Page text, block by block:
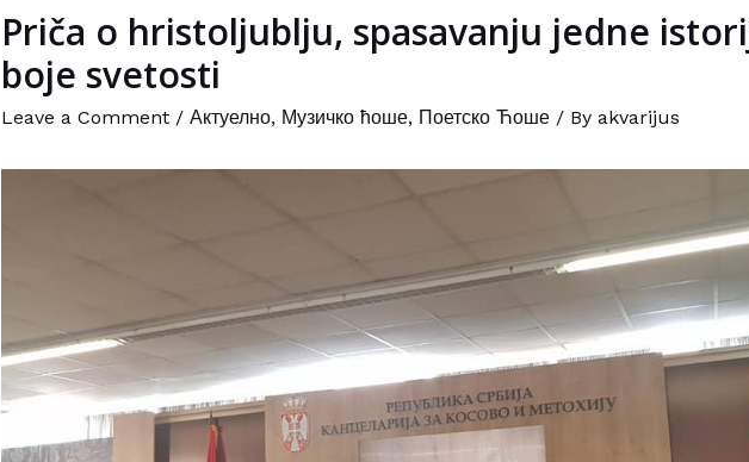
Priča o hristoljublju, spasavanju jedne
boje svetosti
Leave a Comment / Актуелно, Музичко ћоше, Поетско Ћоше/ By akvarijus